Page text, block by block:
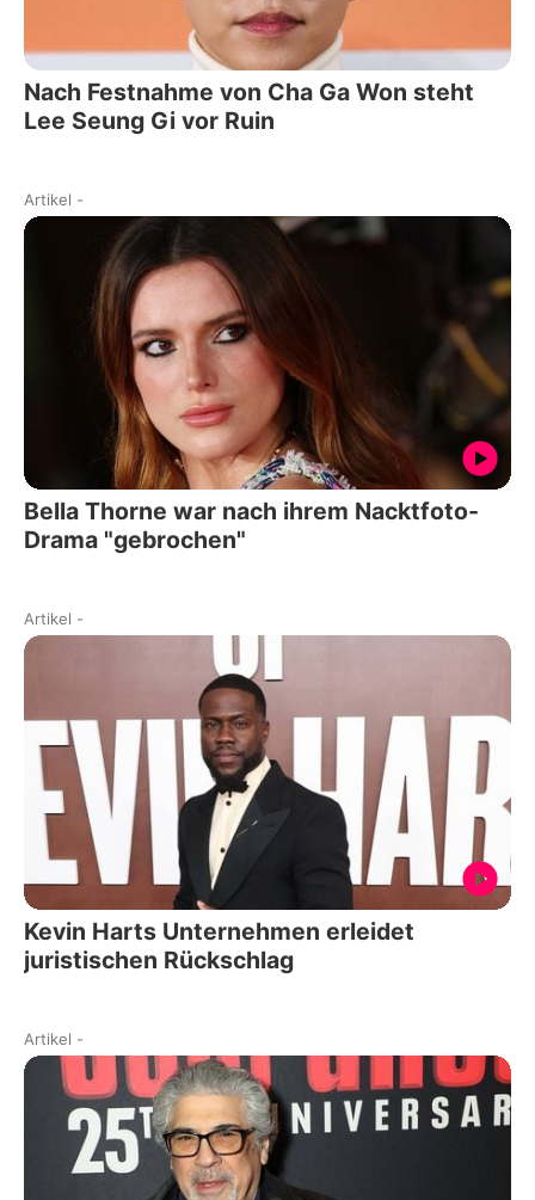
Nach Festnahme von Cha Ga Won steht
Lee Seung Gi vor Ruin
Artikel -
Bella Thorne war nach ihrem Nacktfoto-
Drama "gebrochen"
Artikel -
Kevin Harts Unternehmen erleidet
juristischen Rückschlag
Artikel -